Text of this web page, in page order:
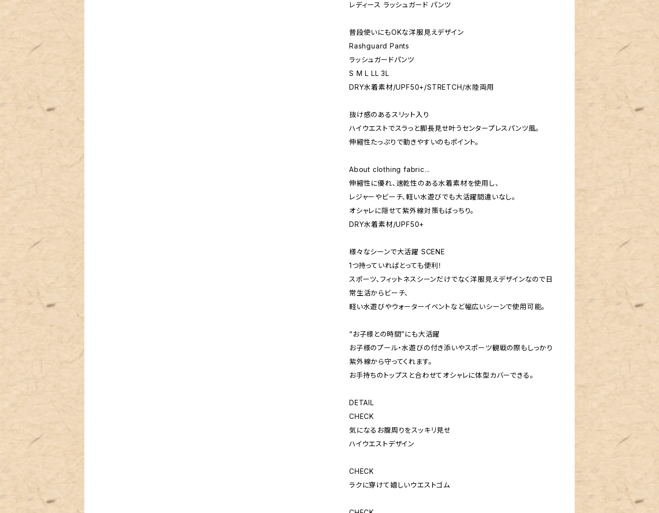
レディース ラッシュガード パンツ
普段使いにもOKな洋服見えデザイン
Rashguard Pants
ラッシュガードパンツ
S M L LL 3L
DRY水着素材/UPF50+/STRETCH/水陸両用
抜け感のあるスリット入り
ハイウエストでスラっと脚長見せ叶うセンタープレスパンツ風。
伸縮性たっぷりで動きやすいのもポイント。
About clothing fabric...
伸縮性に優れ、速乾性のある水着素材を使用し、
レジャーやビーチ、軽い水遊びでも大活躍間違いなし。
オシャレに隠せて紫外線対策もばっちり。
DRY水着素材/UPF50+
様々なシーンで大活躍 SCENE
1つ持っていればとっても便利！
スポーツ、フィットネスシーンだけでなく洋服見えデザインなので日
常生活からビーチ、
軽い水遊びやウォーターイベントなど幅広いシーンで使用可能。
“お子様との時間”にも大活躍
お子様のプール・水遊びの付き添いやスポーツ観戦の際もしっかり
紫外線から守ってくれます。
お手持ちのトップスと合わせてオシャレに体型カバーできる。
DETAIL
CHECK
気になるお腹周りをスッキリ見せ
ハイウエストデザイン
CHECK
ラクに穿けて嬉しいウエストゴム